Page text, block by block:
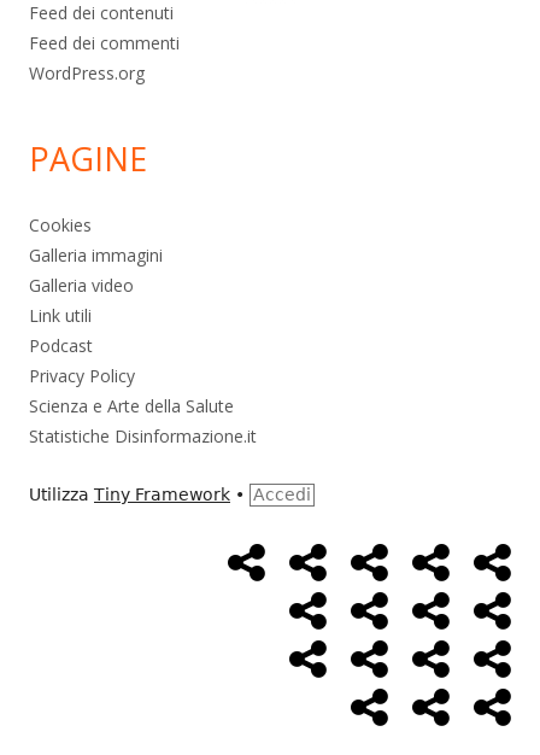
Feed dei contenuti
Feed dei commenti
WordPress.org
PAGINE
Cookies
Galleria immagini
Galleria video
Link utili
Podcast
Privacy Policy
Scienza e Arte della Salute
Statistiche Disinformazione.it
Utilizza Tiny Framework • Accedi
MenùHome
Page
Alimentazione
AmbienteBambini
Cancro ControlloEconomia
FarmaciMassoneriaNWO
Salute Storia